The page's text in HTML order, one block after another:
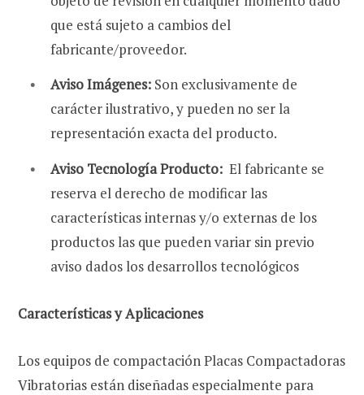
que está sujeto a cambios del
fabricante/proveedor.
Aviso Imágenes: Son exclusivamente de
carácter ilustrativo, y pueden no ser la
representación exacta del producto.
Aviso Tecnología Producto: El fabricante se
reserva el derecho de modificar las
características internas y/o externas de los
productos las que pueden variar sin previo
aviso dados los desarrollos tecnológicos
Características y Aplicaciones
Los equipos de compactación Placas Compactadoras
Vibratorias están diseñadas especialmente para